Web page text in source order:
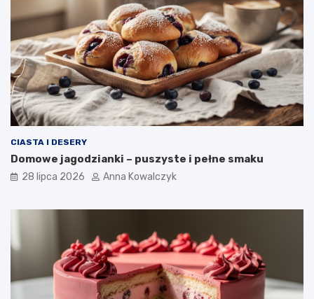
CIASTA I DESERY
Domowe jagodzianki – puszyste i pełne smaku
28 lipca 2026 Anna Kowalczyk